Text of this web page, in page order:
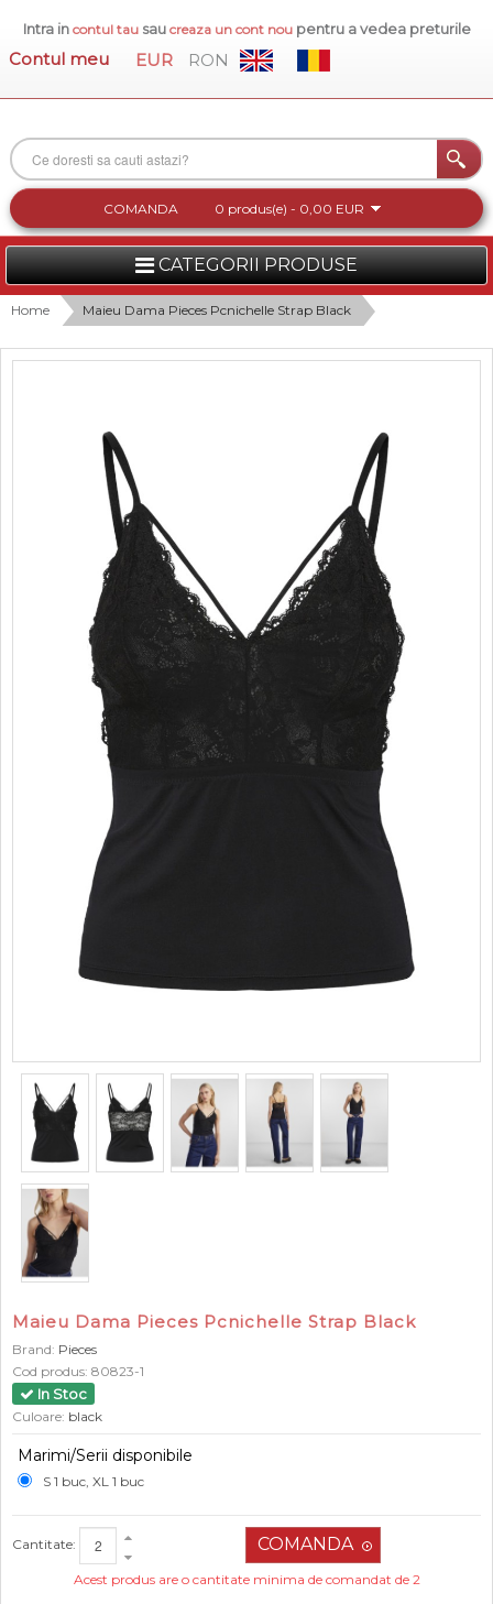
Intra in contul tausau creaza un cont nou pentru a vedea preturile
Contul meu EUR RON
COMANDA 0 produs(e) - 0,00 EUR
CATEGORII PRODUSE
FEMEI
BARBATI
ACCESORII DAMA
COLECTIA NOUA
INFORMATII
Home Maieu Dama Pieces Pcnichelle Strap Black
Maieu Dama Pieces Pcnichelle Strap Black
Brand: Pieces
Cod produs: 80823-1
In Stoc
Culoare: black
Marimi/Serii disponibile
S 1 buc, XL 1 buc
Cantitate:
Acest produs are o cantitate minima de comandat de 2